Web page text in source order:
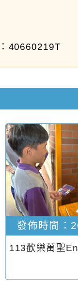
40660219T
發佈時間：
113歡樂萬聖